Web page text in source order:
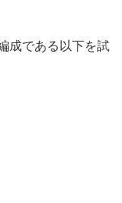
成である以下を試